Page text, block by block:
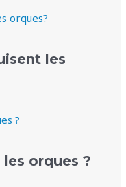
les
orques ?